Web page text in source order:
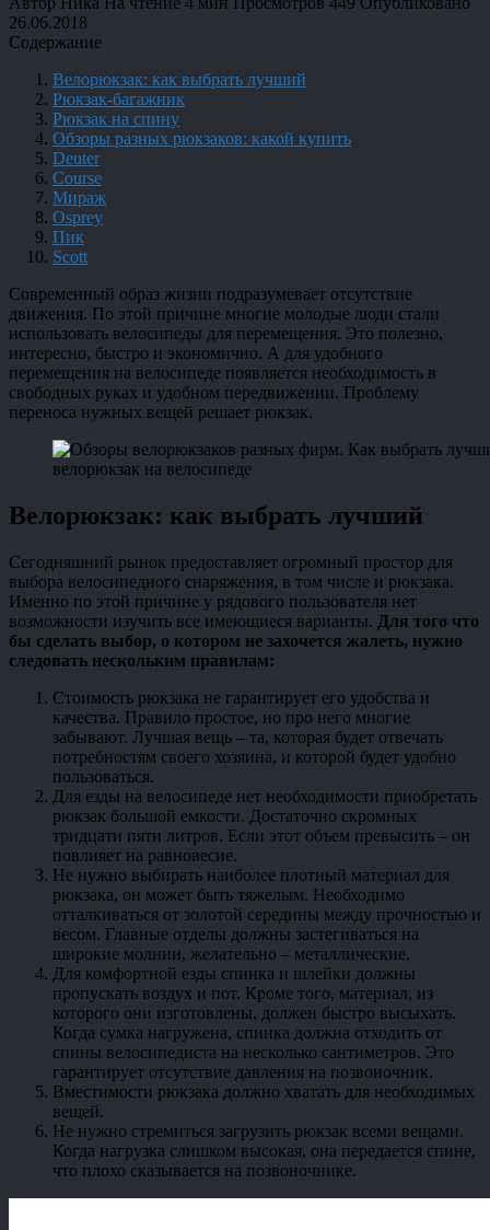
26.06.2018
Содержание
Велорюкзак: как выбрать лучший
Рюкзак-багажник
Рюкзак на спину
Обзоры разных рюкзаков: какой купить
Deuter
Course
Мираж
Оsprey
Пик
Scott
Современный образ жизни подразумевает отсутствие
движения. По этой причине многие молодые люди стали
использовать велосипеды для перемещения. Это полезно,
интересно, быстро и экономично. А для удобного
перемещения на велосипеде появляется необходимость в
свободных руках и удобном передвижении. Проблему
переноса нужных вещей решает рюкзак.
велорюкзак на велосипеде
Велорюкзак: как выбрать лучший
Сегодняшний рынок предоставляет огромный простор для
выбора велосипедного снаряжения, в том числе и рюкзака.
Именно по этой причине у рядового пользователя нет
возможности изучить все имеющиеся варианты. Для того что
бы сделать выбор, о котором не захочется жалеть, нужно
следовать нескольким правилам:
Стоимость рюкзака не гарантирует его удобства и
качества. Правило простое, но про него многие
забывают. Лучшая вещь – та, которая будет отвечать
потребностям своего хозяина, и которой будет удобно
пользоваться.
Для езды на велосипеде нет необходимости приобретать
рюкзак большой емкости. Достаточно скромных
тридцати пяти литров. Если этот объем превысить – он
повлияет на равновесие.
Не нужно выбирать наиболее плотный материал для
рюкзака, он может быть тяжелым. Необходимо
отталкиваться от золотой середины между прочностью и
весом. Главные отделы должны застегиваться на
широкие молнии, желательно – металлические.
Для комфортной езды спинка и шлейки должны
пропускать воздух и пот. Кроме того, материал, из
которого они изготовлены, должен быстро высыхать.
Когда сумка нагружена, спинка должна отходить от
спины велосипедиста на несколько сантиметров. Это
гарантирует отсутствие давления на позвоночник.
Вместимости рюкзака должно хватать для необходимых
вещей.
Не нужно стремиться загрузить рюкзак всеми вещами.
Когда нагрузка слишком высокая, она передается спине,
что плохо сказывается на позвоночнике.